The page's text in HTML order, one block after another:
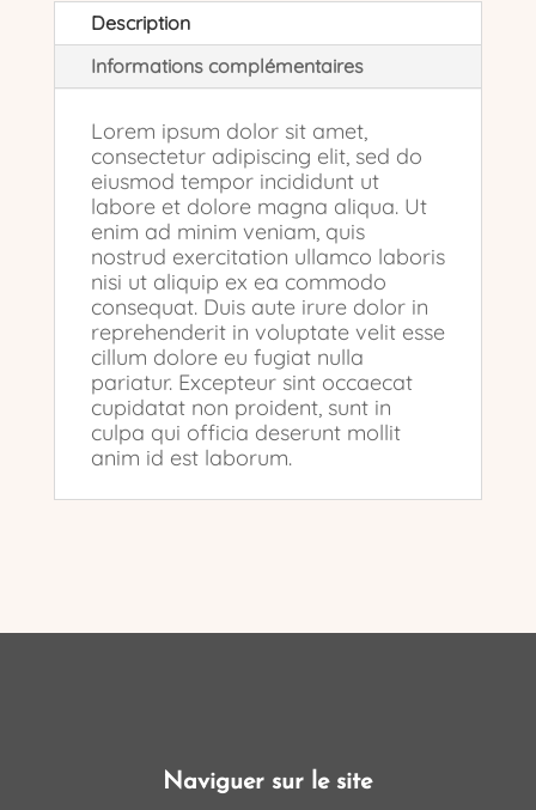
Description
Informations complémentaires
Lorem ipsum dolor sit amet,
consectetur adipiscing elit, sed do
eiusmod tempor incididunt ut
labore et dolore magna aliqua. Ut
enim ad minim veniam, quis
nostrud exercitation ullamco laboris
nisi ut aliquip ex ea commodo
consequat. Duis aute irure dolor in
reprehenderit in voluptate velit esse
cillum dolore eu fugiat nulla
pariatur. Excepteur sint occaecat
cupidatat non proident, sunt in
culpa qui officia deserunt mollit
anim id est laborum.
Naviguer sur le site